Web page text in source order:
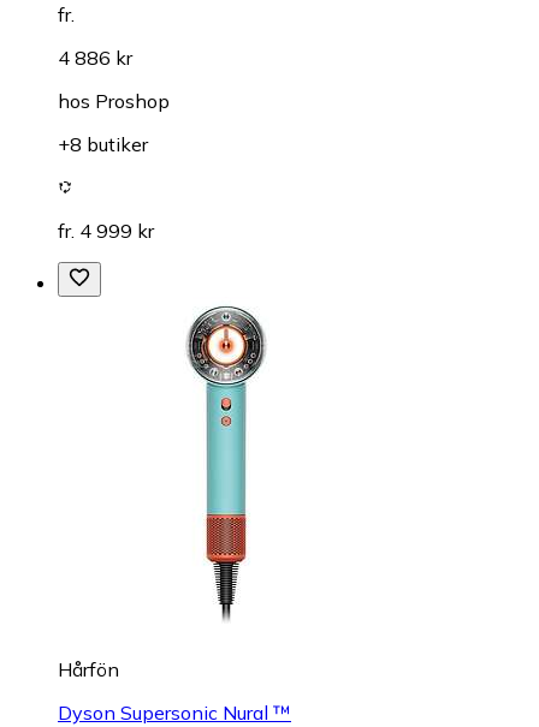
fr.
4 886 kr
hos Proshop
+8 butiker
fr. 4 999 kr
Hårfön
Dyson Supersonic Nural ™